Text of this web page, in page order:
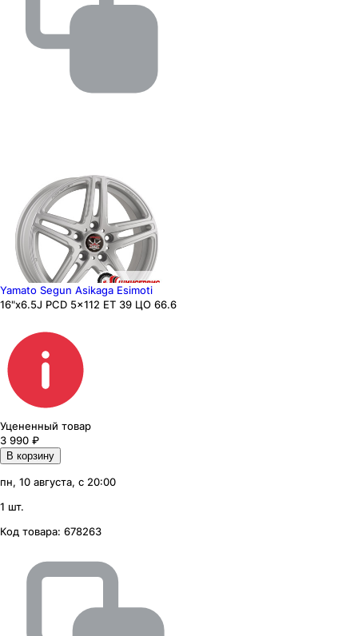
Yamato Segun Asikaga Esimoti
16"x6.5J PCD 5x112 ЕТ 39 ЦО 66.6
Уцененный товар
3 990 ₽
В корзину
пн, 10 августа, с 20:00
1 шт.
Код товара: 678263